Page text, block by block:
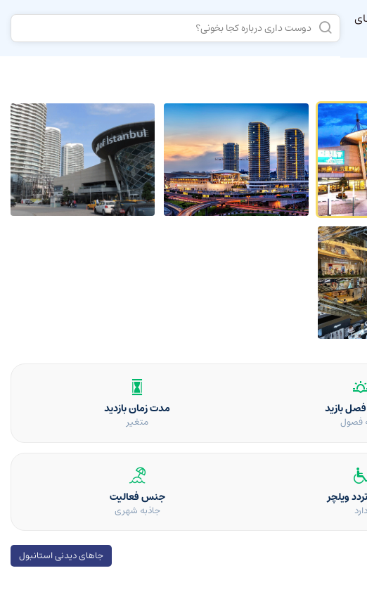
بازید
فصول
مدت زمان بازدید
متغیر
ویلچر
دارد
جنس فعالیت
جاذبه شهری
جاهای دیدنی استانبول